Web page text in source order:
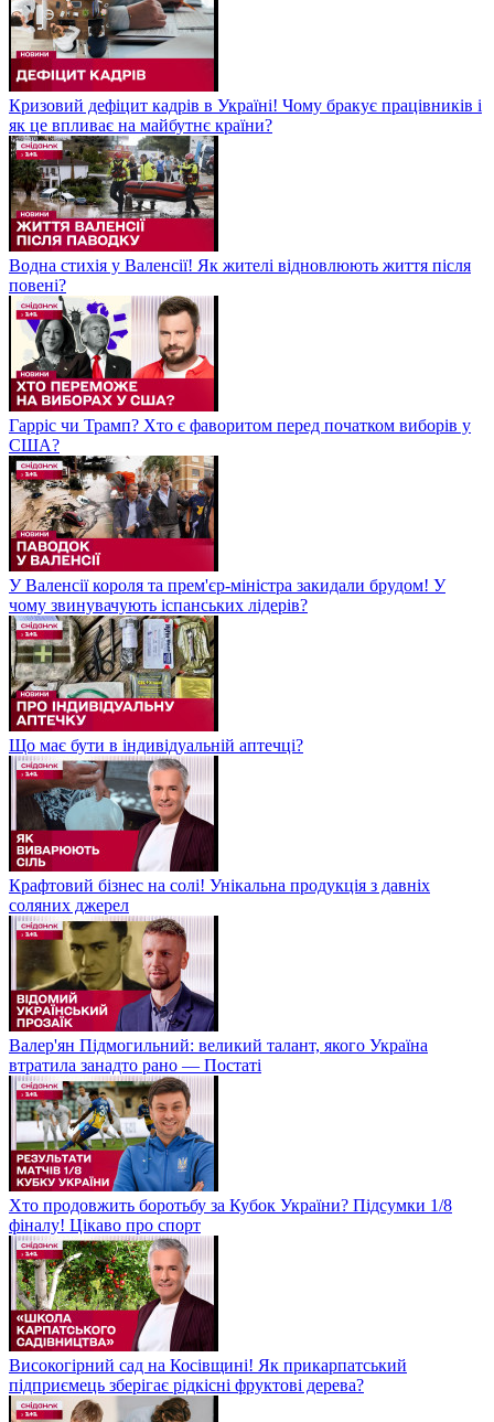
Кризовий дефіцит кадрів в Україні! Чому бракує працівників і
як це впливає на майбутнє країни?
Водна стихія у Валенсії! Як жителі відновлюють життя після
повені?
Гарріс чи Трамп? Хто є фаворитом перед початком виборів у
США?
У Валенсії короля та прем'єр-міністра закидали брудом! У
чому звинувачують іспанських лідерів?
Що має бути в індивідуальній аптечці?
Крафтовий бізнес на солі! Унікальна продукція з давніх
соляних джерел
Валер'ян Підмогильний: великий талант, якого Україна
втратила занадто рано — Постаті
Хто продовжить боротьбу за Кубок України? Підсумки 1/8
фіналу! Цікаво про спорт
Високогірний сад на Косівщині! Як прикарпатський
підприємець зберігає рідкісні фруктові дерева?